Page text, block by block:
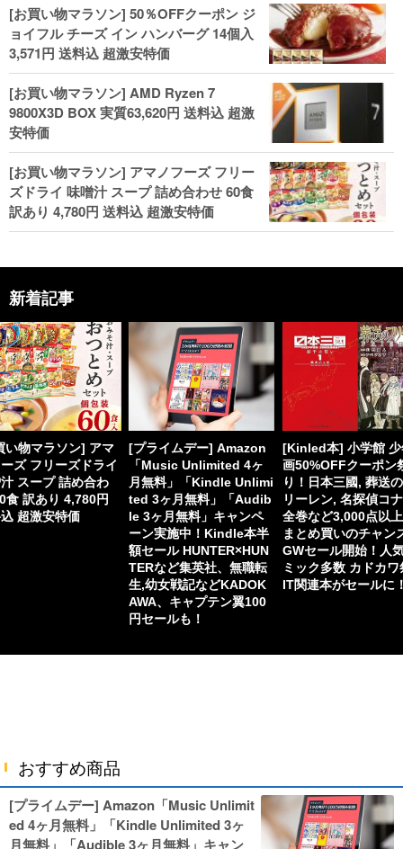
[お買い物マラソン] 50％OFFクーポン ジ
ョイフル チーズ イン ハンバーグ 14個入
3,571円 送料込 超激安特価
[お買い物マラソン] AMD Ryzen 7
9800X3D BOX 実質63,620円 送料込 超激
安特価
[お買い物マラソン] アマノフーズ フリー
ズドライ 味噌汁 スープ 詰め合わせ 60食
訳あり 4,780円 送料込 超激安特価
新着記事
[プライムデー] Amazon
「Music Unlimited 4ヶ
月無料」「Kindle Unlimi
ted 3ヶ月無料」「Audib
le 3ヶ月無料」キャンペ
ーン実施中！Kindle本半
額セール HUNTER×HUN
TERなど集英社、無職転
生,幼女戦記などKADOK
AWA、キャプテン翼100
円セールも！
[Kinled本] 小学館 少
画50%OFFクーポン
り！日本三國, 葬送
リーレン, 名探偵コ
全巻など3,000点以
まとめ買いのチャン
GWセール開始！人
ミック多数 カドカワ
IT関連本がセールに
い物マラソン] アマ
ズ フリーズドライ
スープ 詰め合わ
食 訳あり 4,780円
超激安特価
おすすめ商品
[プライムデー] Amazon「Music Unlimit
ed 4ヶ月無料」「Kindle Unlimited 3ヶ
月無料」「Audible 3ヶ月無料」キャン